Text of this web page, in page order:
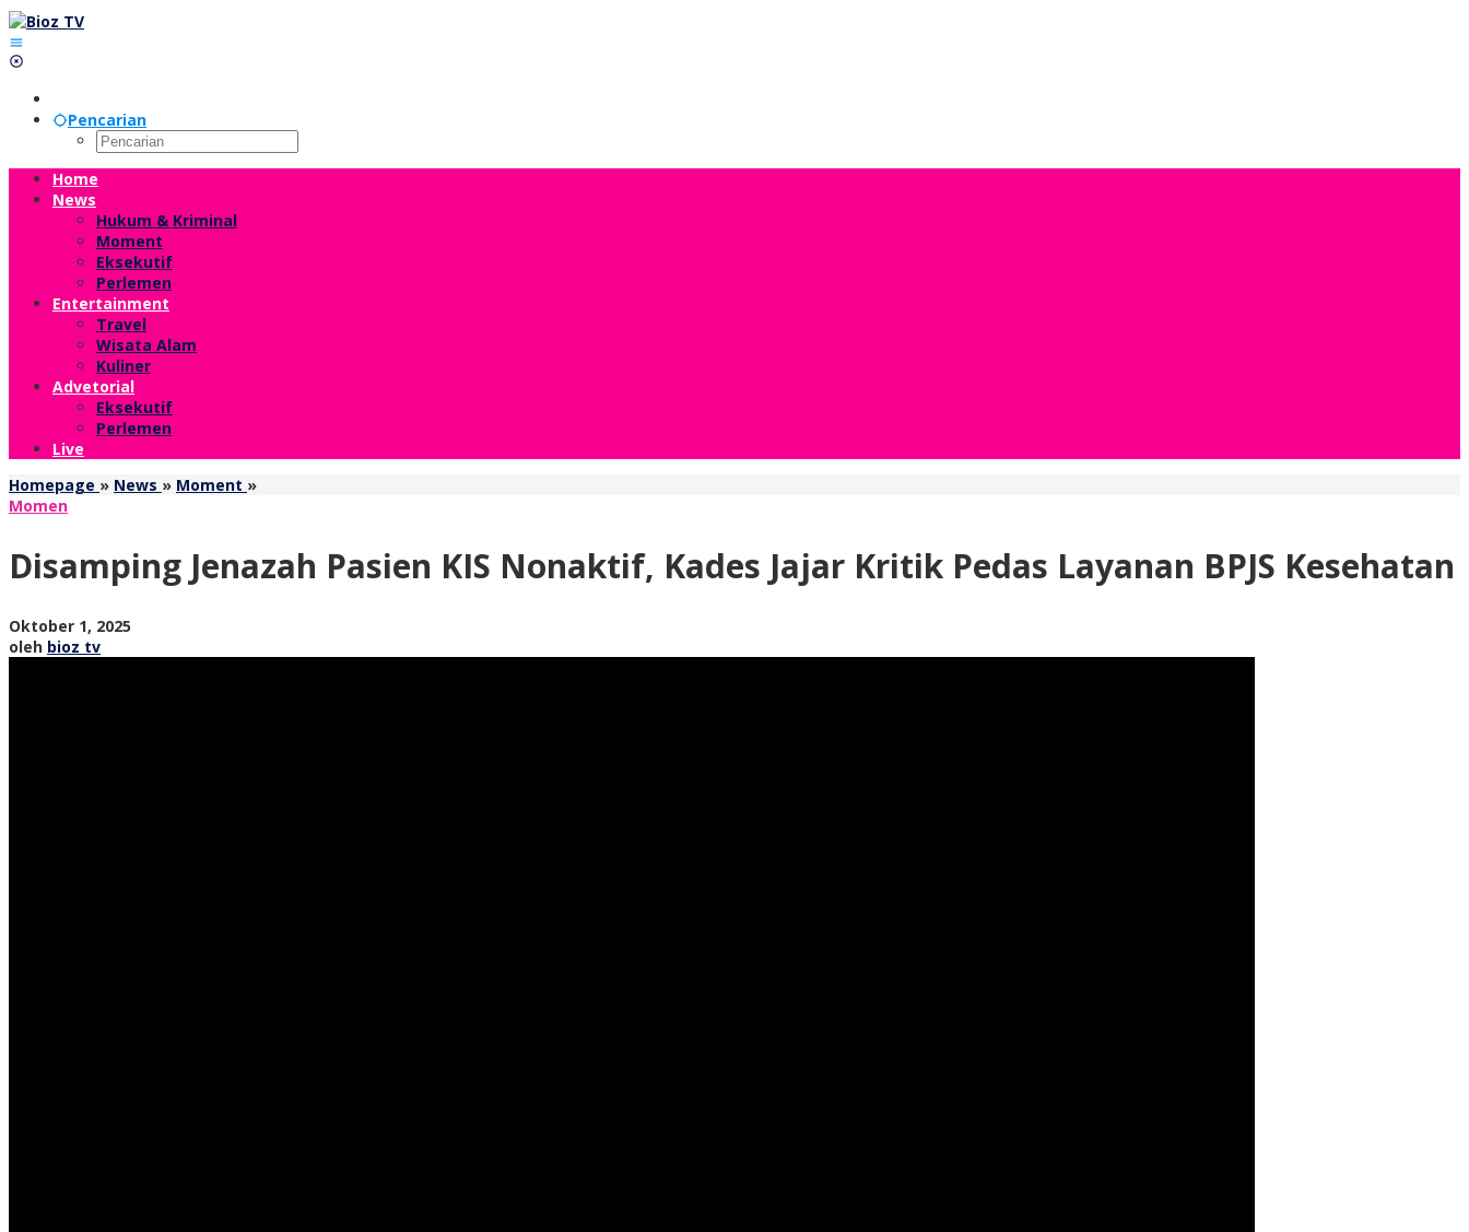
Lewati
ke
konten
Pencarian
Home
News
Hukum & Kriminal
Moment
Eksekutif
Perlemen
Entertainment
Travel
Wisata Alam
Kuliner
Advetorial
Eksekutif
Perlemen
Live
Homepage » News » Moment »Disamping
Nonaktif,
Momen
Disamping Jenazah Pasien KIS Nonaktif, Kades Jajar Kritik Pedas Layanan BPJS Kesehatan
Oktober 1, 2025
oleh bioz tv